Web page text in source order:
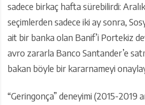
sadece birkaç hafta sürebilirdi:
seçimlerden sadece iki ay sonra,
ait bir banka olan Banif’i Portekiz
avro zararla Banco Santander’e
bakan böyle bir kararnameyi
“Geringonça” deneyimi (2015-2019